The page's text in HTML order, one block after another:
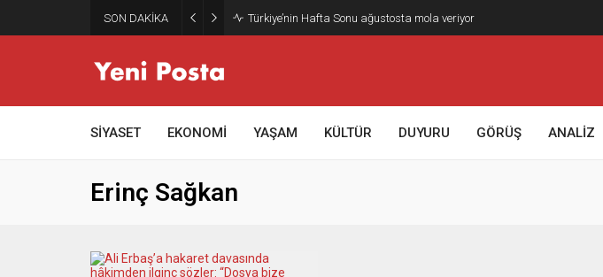
SON DAKİKA Türkiye’nin Hafta Sonu ağustosta mola veriyor
SİYASET EKONOMİ YAŞAM KÜLTÜR DUYURU GÖRÜŞ ANALİZ
Erinç Sağkan